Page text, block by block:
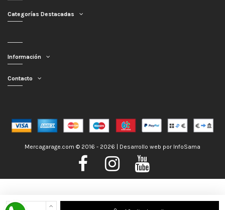
Nos encontramos de Vacaciones, no obstante los pedidos hechos se
Categorías Destacadas
Información
Contacto
Mercagarage.com © 2016 - 2026 | Desarrollo web por InfoSama